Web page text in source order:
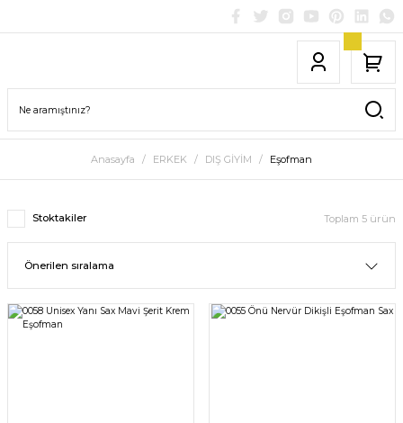
Anasayfa ERKEK DIŞ GİYİM Eşofman
Stoktakiler Toplam 5 ürün